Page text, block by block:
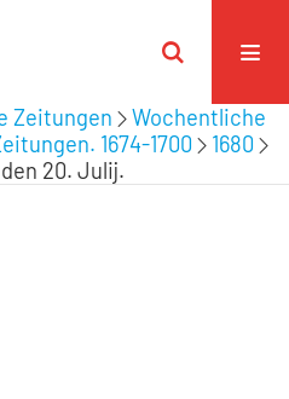
Zeitungen
Wochentliche
1674-1700
1680
20. Julij.